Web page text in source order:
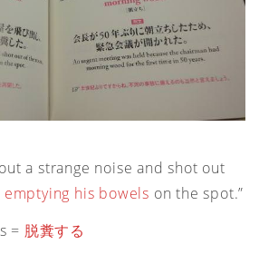
a strange noise and shot out
emptying his bowels on the spot.”
= 脱糞する